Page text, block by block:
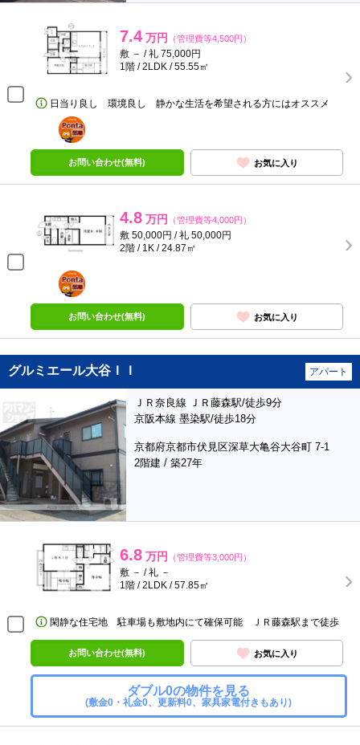
7.4 万円 （管理費等4,500円）
敷 － / 礼 75,000円
1階 / 2LDK / 55.55㎡
日当り良し 環境良し 静かな生活を希望される方にはオススメ
ポンタ
部屋
お問い合わせ(無料) お気に入り
4.8 万円 （管理費等4,000円）
敷 50,000円 / 礼 50,000円
2階 / 1K / 24.87㎡
ポンタ
部屋
お問い合わせ(無料) お気に入り
グルミエール大谷ＩＩ アパート
ＪＲ奈良線 ＪＲ藤森駅/徒歩9分
京阪本線 墨染駅/徒歩18分
京都府京都市伏見区深草大亀谷大谷町 7-1
2階建 / 築27年
6.8 万円 （管理費等3,000円）
敷 － / 礼 －
1階 / 2LDK / 57.85㎡
閑静な住宅地 駐車場も敷地内にて確保可能 ＪＲ藤森駅まで徒歩
お問い合わせ(無料) お気に入り
ダブル0の物件を見る
(敷金0・礼金0、更新料0、家具家電付きもあり)